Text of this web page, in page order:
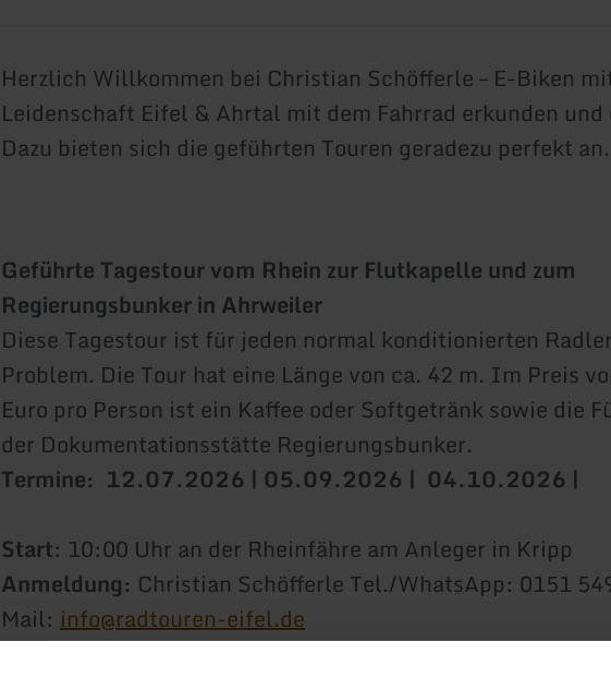
Herzlich Willkommen bei Christian Schöfferle – E-Biken
Leidenschaft Eifel & Ahrtal mit dem Fahrrad erkunden
Dazu bieten sich die geführten Touren geradezu perfekt an.
Geführte Tagestour vom Rhein zur Flutkapelle und zum
Regierungsbunker in Ahrweiler
Diese Tagestour ist für jeden normal konditionierten
Problem. Die Tour hat eine Länge von ca. 42 m. Im Preis
Euro pro Person ist ein Kaffee oder Softgetränk sowie die
der Dokumentationsstätte Regierungsbunker.
Termine: 12.07.2026 | 05.09.2026 | 04.10.2026 |
Start: 10:00 Uhr an der Rheinfähre am Anleger in Kripp
Anmeldung: Christian Schöfferle Tel./WhatsApp: 0151
Mail: info@radtouren-eifel.de